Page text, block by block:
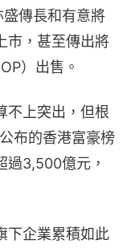
傳長和有意將
市，甚至傳出將
）出售。
不上突出，但根
布的香港富豪榜
過3,500億元，
下企業累積如此